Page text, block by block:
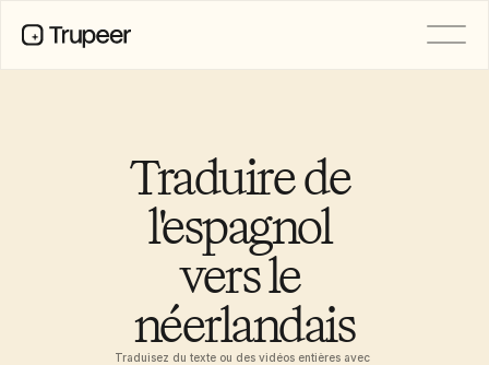
Traduire de
l'espagnol
vers le
néerlandais
Traduisez du texte ou des vidéos entières avec
Base de connaissances
Enregistrement d’écran par IA